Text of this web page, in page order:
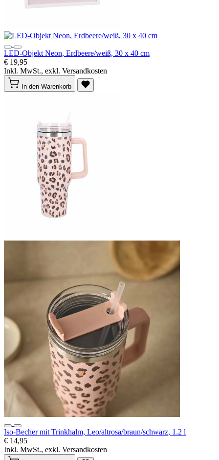
LED-Objekt Neon, Erdbeere/weiß, 30 x 40 cm
€ 19,95
Inkl. MwSt., exkl. Versandkosten
In den Warenkorb
Iso-Becher mit Trinkhalm, Leo/altrosa/braun/schwarz, 1.2 l
€ 14,95
Inkl. MwSt., exkl. Versandkosten